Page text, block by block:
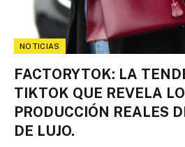
NOTICIAS
FACTORYTOK: LA
TIKTOK QUE REVELA
PRODUCCIÓN REALES
DE LUJO.